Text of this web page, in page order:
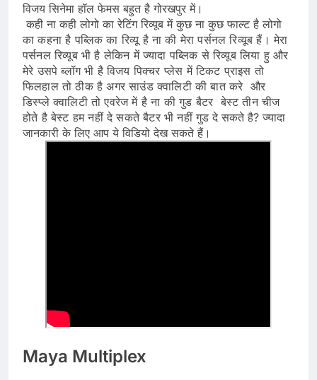
विजय सिनेमा हॉल फेमस बहुत है गोरखपुर में।
कही ना कही लोगो का रेटिंग रिव्यूब में कुछ ना कुछ फाल्ट हैलोगो
का कहना है पब्लिक का रिव्यू है ना की मेरा पर्सनल रिव्यूब हैं। मेरा
पर्सनल रिव्यूब भी है लेकिन में ज्यादा पब्लिक से रिव्यूब लिया हु और
मेरे उसपे ब्लॉग भी है विजय पिक्चर प्लेस में टिकट प्राइस तो
फिलहाल तो ठीक है अगर साउंड क्वालिटी की बात करे और
डिस्प्ले क्वालिटी तो एवरेज में है ना की गुड बैटर बेस्ट तीन चीज
होते है बेस्ट हम नहीं दे सकते बैटर भी नहीं गुड दे सकते है? ज्यादा
जानकारी के लिए आप ये विडियो देख सकते हैं।
Maya Multiplex